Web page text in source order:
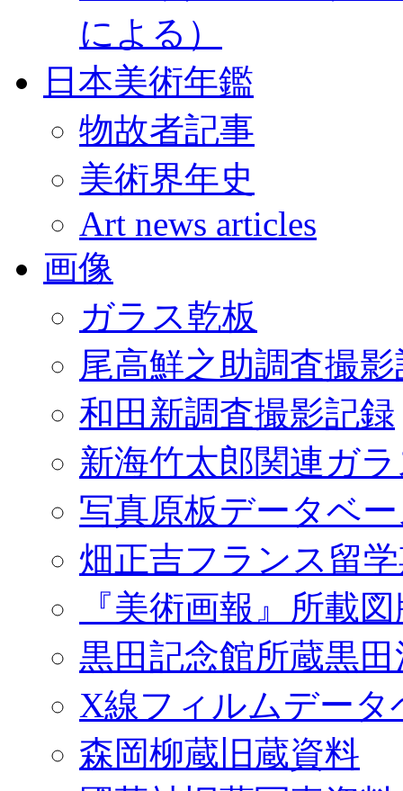
による）
日本美術年鑑
物故者記事
美術界年史
Art news articles
画像
ガラス乾板
尾高鮮之助調査撮
和田新調査撮影記録
新海竹太郎関連ガ
写真原板データベ
畑正吉フランス留
『美術画報』所載
黒田記念館所蔵黒
X線フィルムデータ
森岡柳蔵旧蔵資料